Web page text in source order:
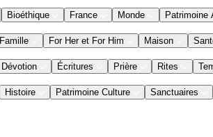
Bioéthique France Monde Patrimoine
Famille For Her et For Him Maison
Dévotion Écritures Prière Rites
Histoire Patrimoine Culture Sanctuaires